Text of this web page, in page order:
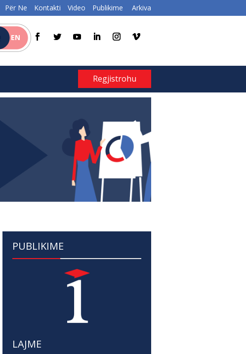
Për Ne Kontakti Video Publikime Arkiva
EN
Regjistrohu
PUBLIKIME
LAJME